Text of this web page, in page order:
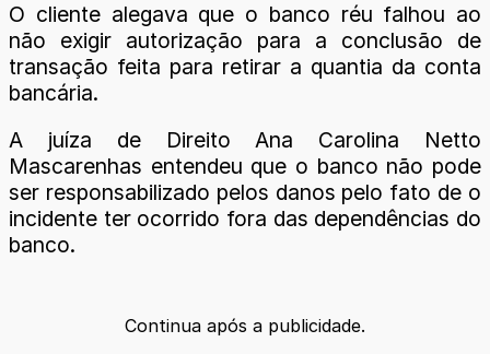
O cliente alegava que o banco réu falhou ao
não exigir autorização para a conclusão de
transação feita para retirar a quantia da conta
bancária.
A juíza de Direito Ana Carolina Netto
Mascarenhas entendeu que o banco não pode
ser responsabilizado pelos danos pelo fato de o
incidente ter ocorrido fora das dependências do
banco.
Continua após a publicidade.